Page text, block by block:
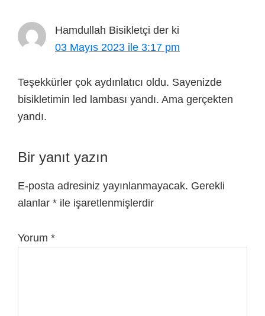
Hamdullah Bisikletçi der ki
03 Mayıs 2023 ile 3:17 pm
Teşekkürler çok aydınlatıcı oldu. Sayenizde
bisikletimin led lambası yandı. Ama gerçekten
yandı.
Bir yanıt yazın
E-posta adresiniz yayınlanmayacak. Gerekli
alanlar * ile işaretlenmişlerdir
Yorum *